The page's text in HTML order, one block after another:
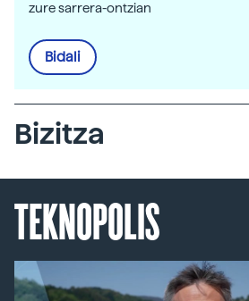
zure sarrera-ontzian
Bidali
Bizitza
TEKNOPOLIS